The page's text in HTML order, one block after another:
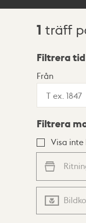
1 träff
Visningsläge
Lista
Filtrera tid
Från
Filtrera
Visa